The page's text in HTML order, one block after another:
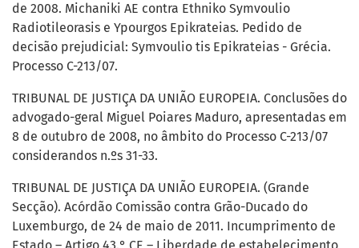
de 2008. Michaniki AE contra Ethniko Symvoulio
Radiotileorasis e Ypourgos Epikrateias. Pedido de
decisão prejudicial: Symvoulio tis Epikrateias - Grécia.
Processo C-213/07.
TRIBUNAL DE JUSTIÇA DA UNIÃO EUROPEIA. Conclusões do
advogado-geral Miguel Poiares Maduro, apresentadas em
8 de outubro de 2008, no âmbito do Processo C-213/07
considerandos n.ºs 31-33.
TRIBUNAL DE JUSTIÇA DA UNIÃO EUROPEIA. (Grande
Secção). Acórdão Comissão contra Grão-Ducado do
Luxemburgo, de 24 de maio de 2011. Incumprimento de